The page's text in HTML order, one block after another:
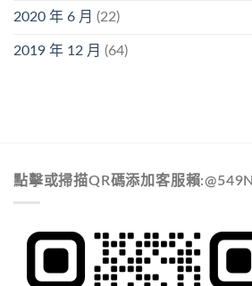
2020 年 6 月 (22)
2019 年 12 月 (64)
點擊或掃描QR碼添加客服賴